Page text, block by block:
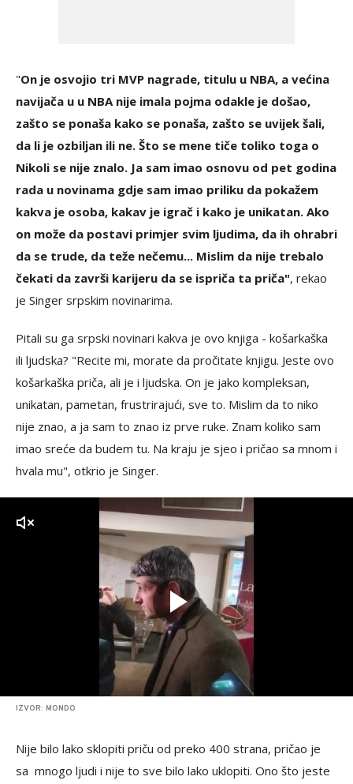
"On je osvojio tri MVP nagrade, titulu u NBA, a većina
navijača u u NBA nije imala pojma odakle je došao,
zašto se ponaša kako se ponaša, zašto se uvijek šali,
da li je ozbiljan ili ne. Što se mene tiče toliko toga o
Nikoli se nije znalo. Ja sam imao osnovu od pet godina
rada u novinama gdje sam imao priliku da pokažem
kakva je osoba, kakav je igrač i kako je unikatan. Ako
on može da postavi primjer svim ljudima, da ih ohrabri
da se trude, da teže nečemu... Mislim da nije trebalo
čekati da završi karijeru da se ispriča ta priča", rekao
je Singer srpskim novinarima.
Pitali su ga srpski novinari kakva je ovo knjiga - košarkaška
ili ljudska? "Recite mi, morate da pročitate knjigu. Jeste ovo
košarkaška priča, ali je i ljudska. On je jako kompleksan,
unikatan, pametan, frustrirajući, sve to. Mislim da to niko
nije znao, a ja sam to znao iz prve ruke. Znam koliko sam
imao sreće da budem tu. Na kraju je sjeo i pričao sa mnom i
hvala mu", otkrio je Singer.
IZVOR: MONDO
Nije bilo lako sklopiti priču od preko 400 strana, pričao je
sa mnogo ljudi i nije to sve bilo lako uklopiti. Ono što jeste